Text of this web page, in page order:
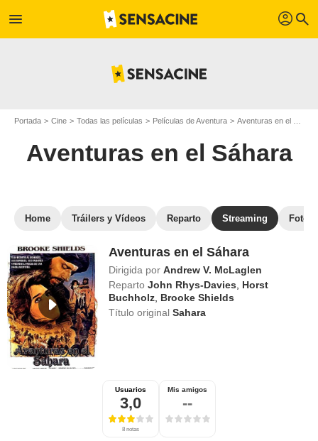
menu profil search
Portada Cine Todas las películas Películas de Aventura Aventuras en el Sáhara
Aventuras en el Sáhara
Home Tráilers y Vídeos Reparto Streaming Fotos
Aventuras en el Sáhara
Dirigida por Andrew V. McLaglen
Reparto John Rhys-Davies
Horst
Buchholz Brooke Shields
Título originalSahara
Usuarios
3,0
8 notas
Mis amigos
--